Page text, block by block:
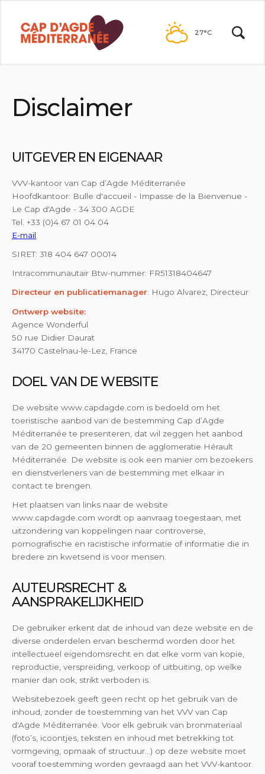
inhoud
27°C
Disclaimer
UITGEVER EN EIGENAAR
VVV-kantoor van Cap d’Agde Méditerranée
Hoofdkantoor: Bulle d'accueil - Impasse de la Bienvenue -
Le Cap d'Agde - 34 300 AGDE
Tel. +33 (0)4 67 01 04 04
E-mail
SIRET: 318 404 647 00014
Intracommunautair Btw-nummer: FR51318404647
Directeur en publicatiemanager: Hugo Alvarez, Directeur
Ontwerp website:
Agence Wonderful
50 rue Didier Daurat
34170 Castelnau-le-Lez, France
DOEL VAN DE WEBSITE
De website www.capdagde.com is bedoeld om het
toeristische aanbod van de bestemming Cap d’Agde
Méditerranée te presenteren, dat wil zeggen het aanbod
van de 20 gemeenten binnen de agglomeratie Hérault
Méditerranée. De website is ook een manier om bezoekers
en dienstverleners van de bestemming met elkaar in
contact te brengen.
Het plaatsen van links naar de website
www.capdagde.com wordt op aanvraag toegestaan, met
uitzondering van koppelingen naar controverse,
pornografische en racistische informatie of informatie die in
bredere zin kwetsend is voor mensen.
AUTEURSRECHT &
AANSPRAKELIJKHEID
De gebruiker erkent dat de inhoud van deze website en de
diverse onderdelen ervan beschermd worden door het
intellectueel eigendomsrecht en dat elke vorm van kopie,
reproductie, verspreiding, verkoop of uitbuiting, op welke
manier dan ook, strikt verboden is.
Websitebezoek geeft geen recht op het gebruik van de
inhoud, zonder de toestemming van het VVV van Cap
d'Agde Méditerranée. Voor elk gebruik van bronmateriaal
(foto’s, icoontjes, teksten en inhoud met betrekking tot
vormgeving, opmaak of structuur...) op deze website moet
vooraf toestemming worden gevraagd aan het VVV-kantoor.